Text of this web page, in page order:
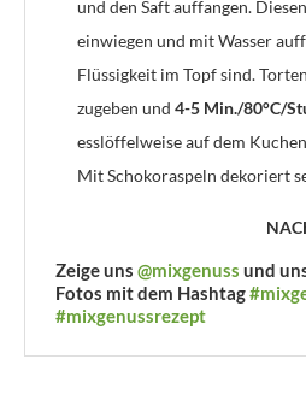
und den Saft auffangen.
einwiegen und mit Wasser
Flüssigkeit im Topf sind.
zugeben und 4-5 Min./80°C/
esslöffelweise auf dem
Mit Schokoraspeln dekoriert
Zeige uns @mixgenuss und
Fotos mit dem Hashtag
#mixgenussrezept